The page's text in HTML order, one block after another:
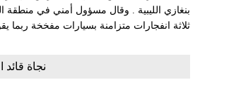
ثلاثة انفجارات متزامنة بسيارات مفخخة ربما
نجاة